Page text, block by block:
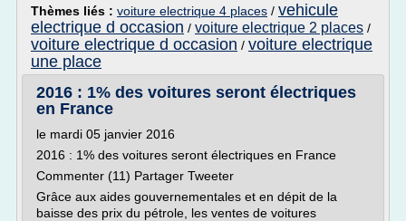
Thèmes liés : voiture electrique 4 places / vehicule
electrique d occasion / voiture electrique 2 places /
voiture electrique d occasion / voiture electrique
une place
2016 : 1% des voitures seront électriques
en France
le mardi 05 janvier 2016
2016 : 1% des voitures seront électriques en France
Commenter (11) Partager Tweeter
Grâce aux aides gouvernementales et en dépit de la
baisse des prix du pétrole, les ventes de voitures